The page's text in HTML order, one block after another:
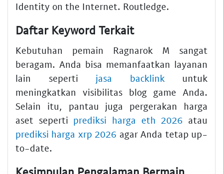
Identity on the Internet. Routledge.
Daftar Keyword Terkait
Kebutuhan pemain Ragnarok M sangat
beragam. Anda bisa memanfaatkan layanan
lain seperti jasa backlinkuntuk
meningkatkan visibilitas blog game Anda.
Selain itu, pantau juga pergerakan harga
aset seperti prediksi harga eth 2026 atau
prediksi harga xrp 2026 agar Anda tetap up-
to-date.